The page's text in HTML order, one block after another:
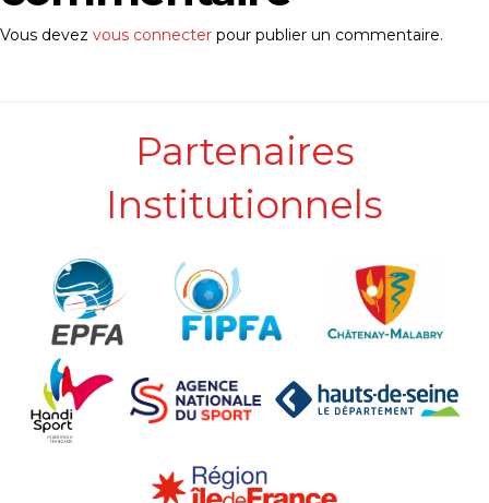
Vous devez vous connecter pour publier un commentaire.
Partenaires
Institutionnels